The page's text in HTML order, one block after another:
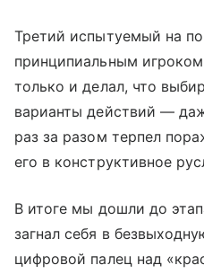
Третий испытуемый на
принципиальным
только и делал, что
варианты действий —
раз за разом терпел
его в конструктивное
В итоге мы дошли до
загнал себя в
цифровой палец над